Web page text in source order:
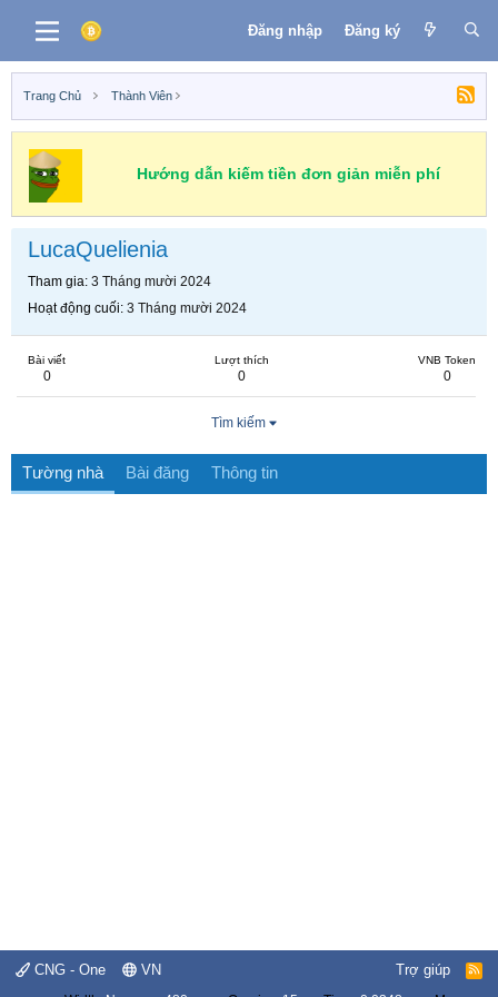
Đăng nhập Đăng ký
Trang Chủ Thành Viên
Hướng dẫn kiếm tiền đơn giản miễn phí
LucaQuelienia
Tham gia 3 Tháng mười 2024
Hoạt động cuối 3 Tháng mười 2024
Bài viết
0
Lượt thích
0
VNB Token
0
Tìm kiếm
Tường nhà Bài đăng Thông tin
CNG - One VN Trợ giúp
R